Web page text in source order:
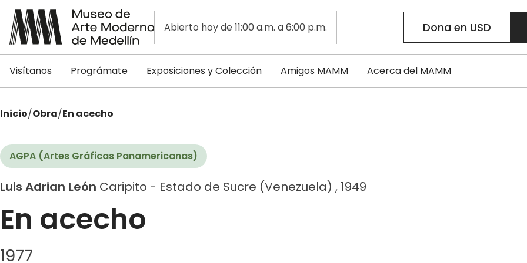
Abierto hoy de 11:00 a.m. a 6:00 p.m. Dona en USD
Visítanos Prográmate Exposiciones y Colección Amigos MAMM Acerca del MAMM
Inicio/Obra/En acecho
AGPA (Artes Gráficas Panamericanas)
Luis Adrian León Caripito - Estado de Sucre (Venezuela) , 1949
En acecho
1977